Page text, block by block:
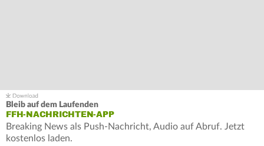
Bleib auf dem Laufenden
FFH-NACHRICHTEN-APP
Breaking News als Push-Nachricht, Audio auf Abruf. Jetzt
kostenlos laden.